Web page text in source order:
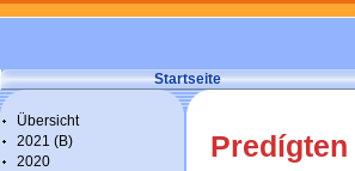
Startseite
Übersicht
2021 (B)
2020
Predígten